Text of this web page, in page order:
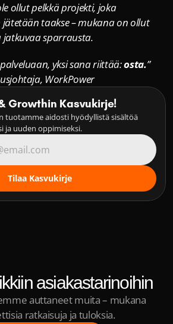
ollut pelkkä projekti, joka
taakse – mukana on ollut
sparrausta.
yksi sana riittää: osta.”
WorkPower
Growthin Kasvukirje!
tuotamme aidosti hyödyllistä sisältöä
ja uuden oppimiseksi.
asiakastarinoihin
auttaneet muita – mukana
ratkaisuja ja tuloksia.